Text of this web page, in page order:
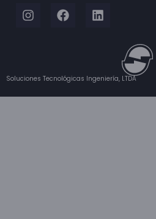
Soluciones Tecnológicas Ingeniería, LTDA